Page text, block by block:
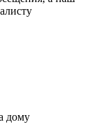
дому